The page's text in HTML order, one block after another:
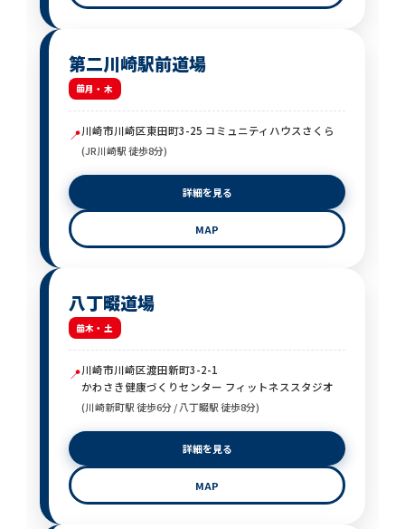
第二川崎駅前道場
月・木
📍川崎市川崎区東田町3-25 コミュニティハウスさくら
(JR川崎駅 徒歩8分)
詳細を見る
MAP
八丁畷道場
木・土
📍川崎市川崎区渡田新町3-2-1
かわさき健康づくりセンター フィットネススタジオ
(川崎新町駅 徒歩6分 / 八丁畷駅 徒歩8分)
詳細を見る
MAP